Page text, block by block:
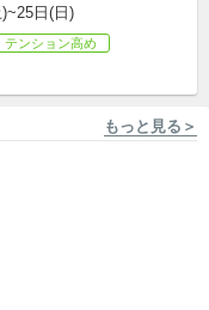
日(日)
テンション高め
もっと見る＞